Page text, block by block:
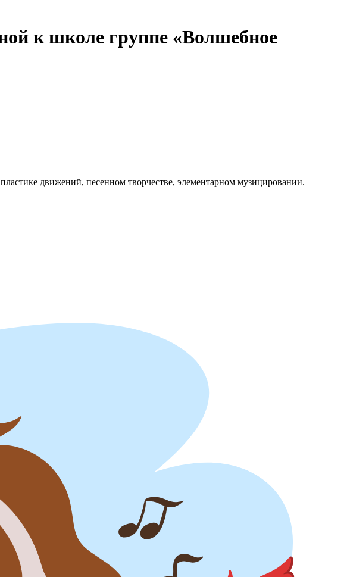
к школе группе «Волшебное
движений, песенном творчестве, элементарном музицировании.